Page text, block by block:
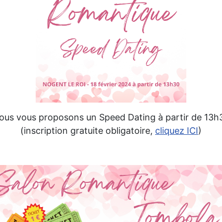
vous proposons un Speed Dating à partir de
(inscription gratuite obligatoire, cliquez ICI)